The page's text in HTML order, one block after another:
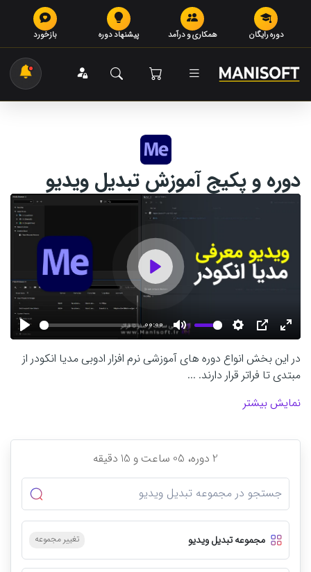
دوره رایگان همکاری و درآمد پیشنهاد دوره بازخورد
دوره و پکیج آموزش تبدیل ویدیو
Play
00:00
Mute Settings
PIP Enter
Play
در این بخش انواع دوره های آموزشی نرم افزار ادوبی مدیا انکودر از
مبتدی تا فراتر قرار دارند. ...
نمایش بیشتر
2 دوره، 05 ساعت و 15 دقیقه
مجموعه تبدیل ویدیو تغییر مجموعه